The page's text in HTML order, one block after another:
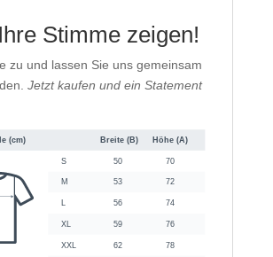
Stimme zeigen!
zu und lassen Sie uns gemeinsam
Jetzt kaufen und ein Statement